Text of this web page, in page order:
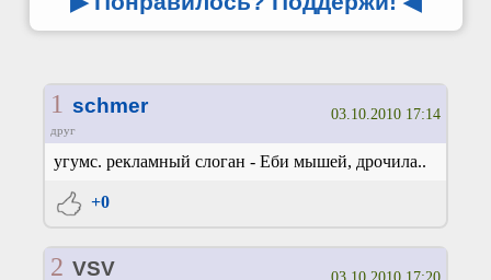
1 schmer
друг
03.10.2010 17:14
угумс. рекламный слоган - Еби мышей, дрочила..
+0
2 VSV